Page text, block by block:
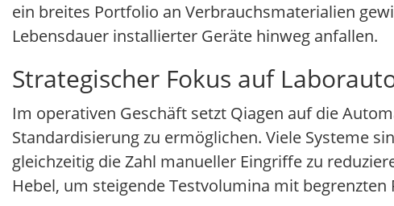
ein breites Portfolio an Verbrauchsmaterialien
Lebensdauer installierter Geräte hinweg anfallen.
Strategischer Fokus auf
Im operativen Geschäft setzt Qiagen auf die
Standardisierung zu ermöglichen. Viele Systeme
gleichzeitig die Zahl manueller Eingriffe zu
Hebel, um steigende Testvolumina mit